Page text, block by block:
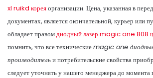
xl ruikd кореяорганизации. Цена, указанная в
документах, является окончательной, курьер или
обладает правомдиодный лазер magic one 808
помнить, что все техническиеmagic one
производительи потребительские свойства
следует уточнять у нашего менеджера до момента